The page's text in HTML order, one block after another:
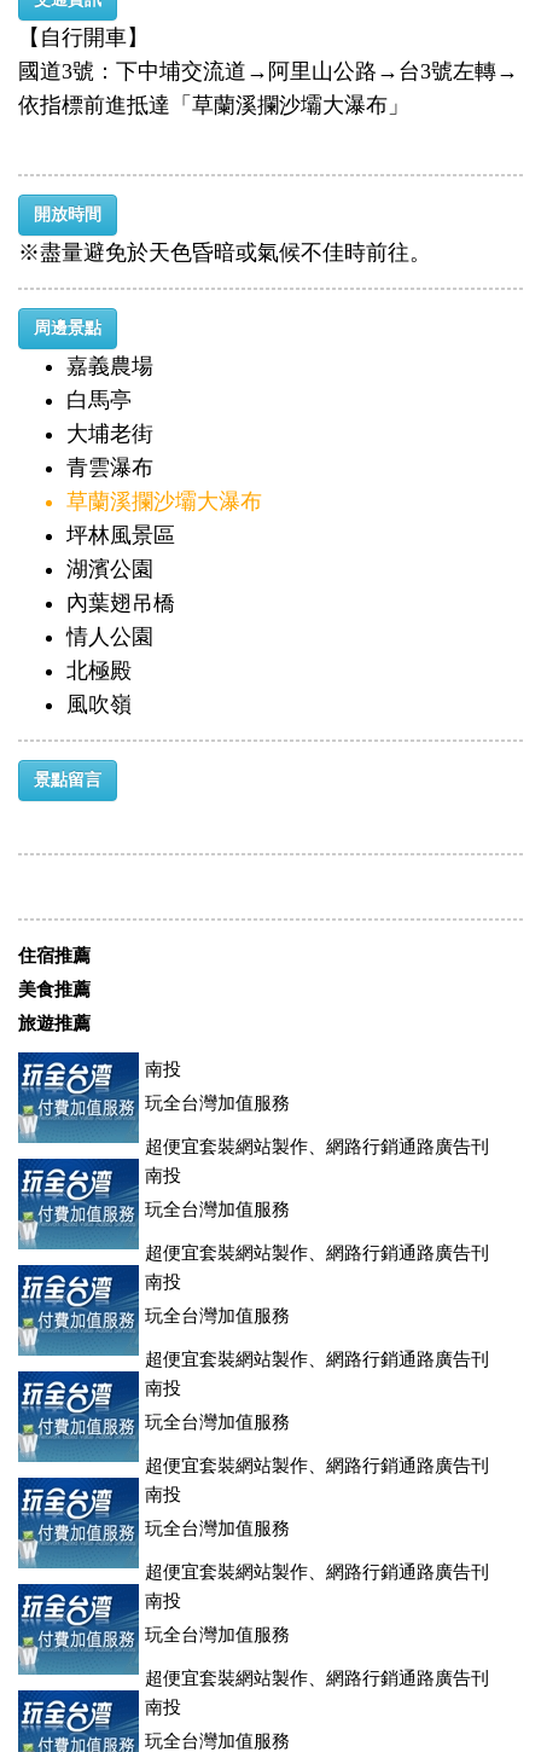
【自行開車】
國道3號：下中埔交流道→阿里山公路→台3號左轉→
依指標前進抵達「草蘭溪攔沙壩大瀑布」
開放時間
※盡量避免於天色昏暗或氣候不佳時前往。
周邊景點
嘉義農場
白馬亭
大埔老街
青雲瀑布
草蘭溪攔沙壩大瀑布
坪林風景區
湖濱公園
內葉翅吊橋
情人公園
北極殿
風吹嶺
景點留言
住宿推薦
美食推薦
旅遊推薦
南投
玩全台灣加值服務
超便宜套裝網站製作、網路行銷通路廣告刊
登、訂房系統、客房委託旅行社銷售，全面優惠中....
南投
玩全台灣加值服務
超便宜套裝網站製作、網路行銷通路廣告刊
登、訂房系統、客房委託旅行社銷售，全面優惠中....
南投
玩全台灣加值服務
超便宜套裝網站製作、網路行銷通路廣告刊
登、訂房系統、客房委託旅行社銷售，全面優惠中....
南投
玩全台灣加值服務
超便宜套裝網站製作、網路行銷通路廣告刊
登、訂房系統、客房委託旅行社銷售，全面優惠中....
南投
玩全台灣加值服務
超便宜套裝網站製作、網路行銷通路廣告刊
登、訂房系統、客房委託旅行社銷售，全面優惠中....
南投
玩全台灣加值服務
超便宜套裝網站製作、網路行銷通路廣告刊
登、訂房系統、客房委託旅行社銷售，全面優惠中....
南投
玩全台灣加值服務